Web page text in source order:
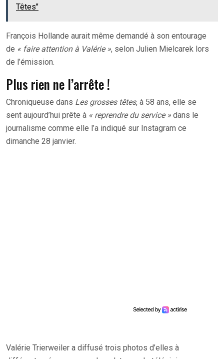
Têtes"
François Hollande aurait même demandé à son entourage
de « faire attention à Valérie », selon Julien Mielcarek lors
de l’émission.
Plus rien ne l’arrête !
Chroniqueuse dans Les grosses têtes, à 58 ans, elle se
sent aujourd’hui prête à « reprendre du service » dans le
journalisme comme elle l’a indiqué sur Instagram ce
dimanche 28 janvier.
Valérie Trierweiler a diffusé trois photos d’elles à